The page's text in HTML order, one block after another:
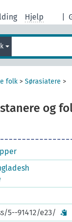
Hjelp
folk > Sørasiatere >
og
5--91412/e23/